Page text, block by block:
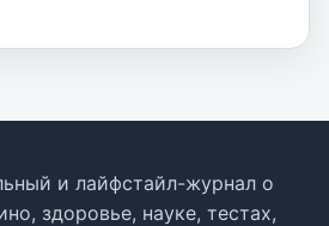
и лайфстайл-журнал о
здоровье, науке, тестах,